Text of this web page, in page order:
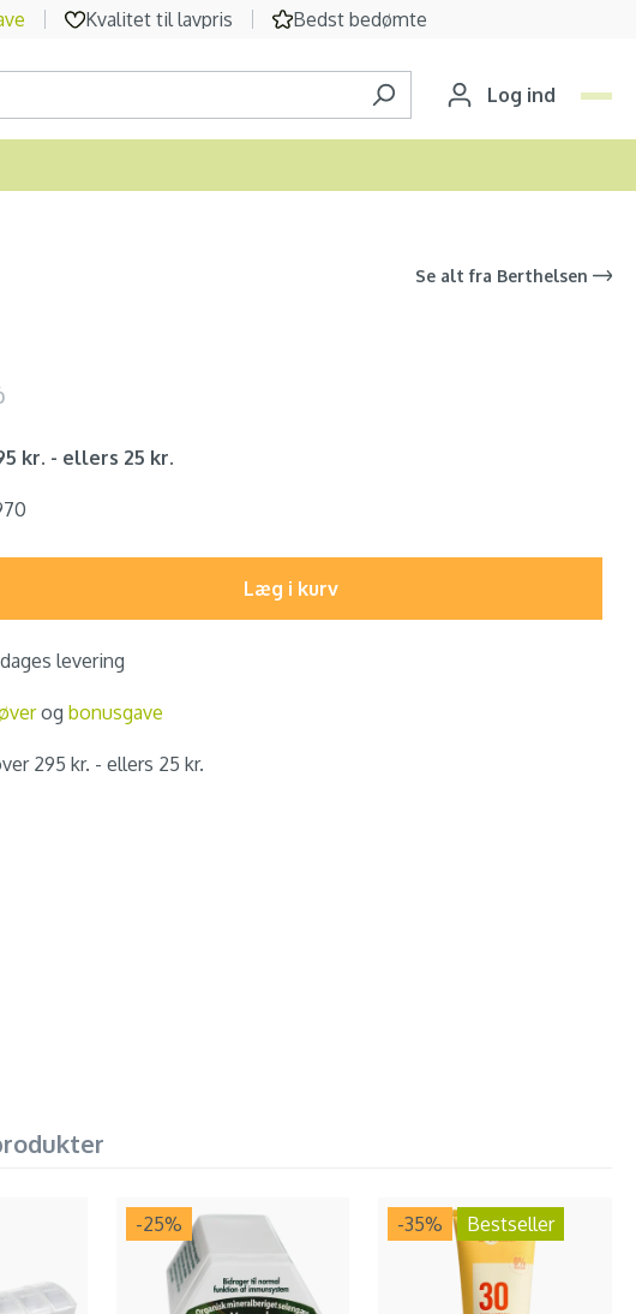
Kvalitet til lavpris Bedst bedømte
Log ind
Se alt fra Berthelsen
kr. - ellers 25 kr.
Læg i kurv
levering
og bonusgave
295 kr. - ellers 25 kr.
-25% -35% Bestseller